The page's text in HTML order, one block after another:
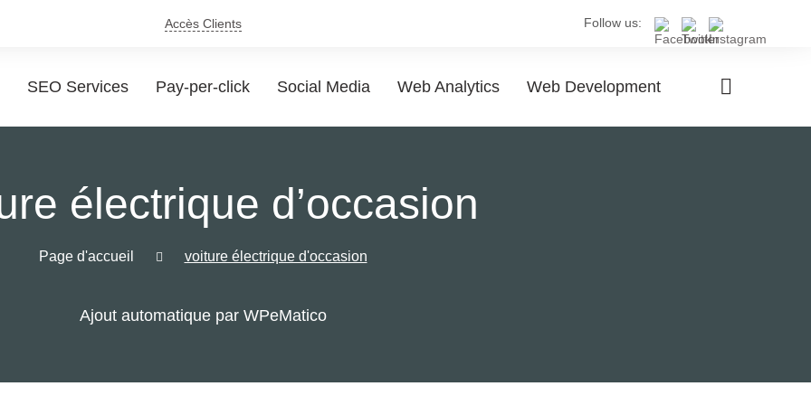
Accès Clients Follow us:
SEO Services Pay-per-click Social Media Web Analytics Web Development
électrique d’occasion
Page d'accueil voiture électrique d'occasion
Ajout automatique par WPeMatico